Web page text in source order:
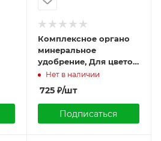
Комплексное органо
минеральное
удобрение, Для цветов,
Бельгийская серия
750г., Органик микс
Нет в наличии
725₽/шт
Подписаться